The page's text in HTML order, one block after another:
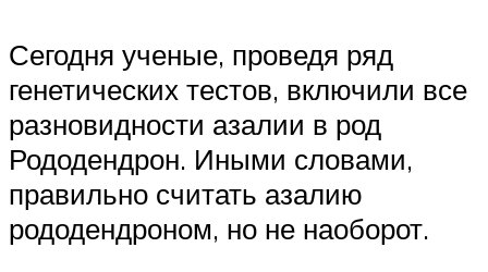
Сегодня ученые, проведя ряд
генетических тестов, включили все
разновидности азалии в род
Рододендрон. Иными словами,
правильно считать азалию
рододендроном, но не наоборот.